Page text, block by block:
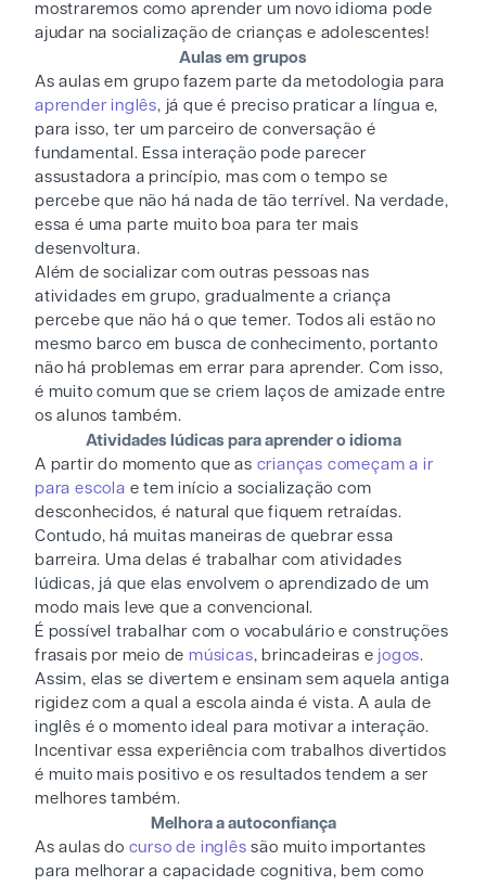
mostraremos como aprender um novo idioma pode
ajudar na socialização de crianças e adolescentes!
Aulas em grupos
As aulas em grupo fazem parte da metodologia para
aprender inglês, já que é preciso praticar a língua e,
para isso, ter um parceiro de conversação é
fundamental. Essa interação pode parecer
assustadora a princípio, mas com o tempo se
percebe que não há nada de tão terrível. Na verdade,
essa é uma parte muito boa para ter mais
desenvoltura.
Além de socializar com outras pessoas nas
atividades em grupo, gradualmente a criança
percebe que não há o que temer. Todos ali estão no
mesmo barco em busca de conhecimento, portanto
não há problemas em errar para aprender. Com isso,
é muito comum que se criem laços de amizade entre
os alunos também.
Atividades lúdicas para aprender o idioma
A partir do momento que as crianças começam a ir
para escola e tem início a socialização com
desconhecidos, é natural que fiquem retraídas.
Contudo, há muitas maneiras de quebrar essa
barreira. Uma delas é trabalhar com atividades
lúdicas, já que elas envolvem o aprendizado de um
modo mais leve que a convencional.
É possível trabalhar com o vocabulário e construções
frasais por meio de músicas, brincadeiras e jogos.
Assim, elas se divertem e ensinam sem aquela antiga
rigidez com a qual a escola ainda é vista. A aula de
inglês é o momento ideal para motivar a interação.
Incentivar essa experiência com trabalhos divertidos
é muito mais positivo e os resultados tendem a ser
melhores também.
Melhora a autoconfiança
As aulas do curso de inglês são muito importantes
para melhorar a capacidade cognitiva, bem como